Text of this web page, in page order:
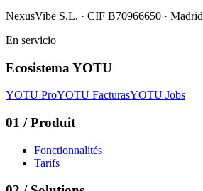
NexusVibe S.L. · CIF B70966650 · Madrid
En servicio
Ecosistema YOTU
YOTU ProYOTU FacturasYOTU Jobs
01 / Produit
Fonctionnalités
Tarifs